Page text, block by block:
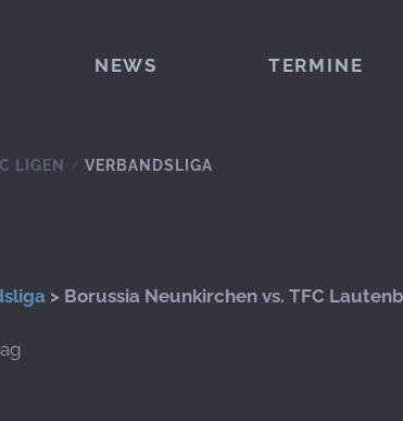
NEWS TERMINE
LIGEN VERBANDSLIGA
> Borussia Neunkirchen vs. TFC